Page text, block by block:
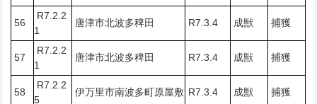
56
R7.2.2
1
唐津市北波多稗田 R7.3.4 成獣 捕獲
57
R7.2.2
1
唐津市北波多稗田 R7.3.4 成獣 捕獲
58
R7.2.2
5
伊万里市南波多町原屋敷 R7.3.4 成獣 捕獲